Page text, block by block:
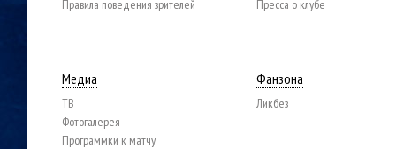
Правила поведения зрителей Пресса о клубе
Медиа
ТВ
Фотогалерея
Программки к матчу
Фанзона
Ликбез